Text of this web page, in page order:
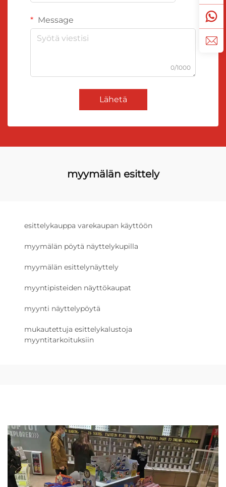
Message
0/1000
Lähetä
myymälän esittely
esittelykauppa varekaupan käyttöön
myymälän pöytä näyttelykupilla
myymälän esittelynäyttely
myyntipisteiden näyttökaupat
myynti näyttelypöytä
mukautettuja esittelykalustoja
myyntitarkoituksiin